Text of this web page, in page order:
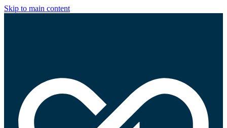
Skip to main content